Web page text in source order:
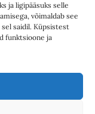
ja ligipääsuks selle
võimaldab see
saidil. Küpsistest
funktsioone ja